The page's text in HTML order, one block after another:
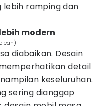
lebih ramping dan
modern
diabaikan. Desain
detail
keseluruhan.
sering dianggap